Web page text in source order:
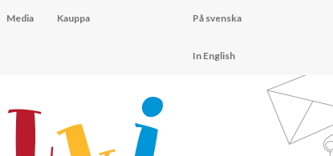
Media Kauppa På svenska
In English